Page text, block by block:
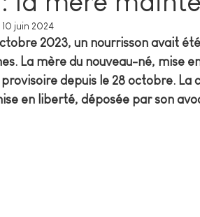
10 juin 2024
2023, un nourrisson avait
La mère du nouveau-né, mise
depuis le 28 octobre. La
en liberté, déposée par son